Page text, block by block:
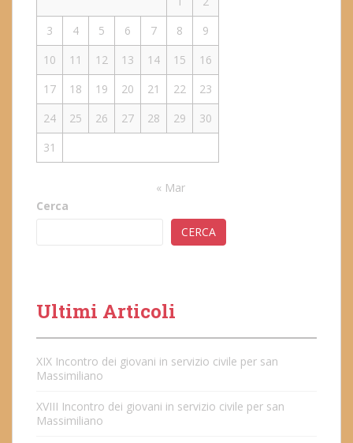
3
4 5 6 7 8
9
10
11 12 13 14 15
16
17
18 19 20 21 22
23
24
25 26 27 28 29
30
31
« Mar
Cerca
CERCA
Ultimi Articoli
XIX Incontro dei giovani in servizio civile per san
Massimiliano
XVIII Incontro dei giovani in servizio civile per san
Massimiliano